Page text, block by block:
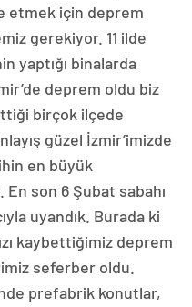
etmek için deprem
gerekiyor. 11 ilde
yaptığı binalarda
deprem oldu biz
birçok ilçede
güzel İzmir’imizde
en büyük
son 6 Şubat sabahı
uyandık. Burada ki
kaybettiğimiz deprem
seferber oldu.
prefabrik konutlar,